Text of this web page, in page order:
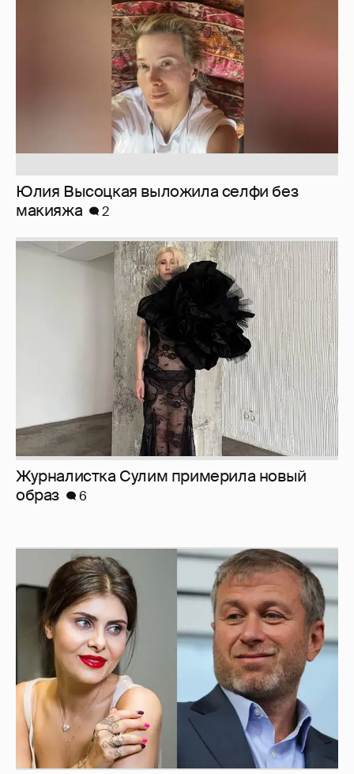
Юлия Высоцкая выложила селфи без
макияжа
2
Журналистка Сулим примерила новый
образ
6